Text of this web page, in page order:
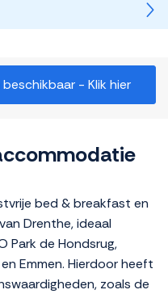
- Klik hier
bed & breakfast en
Drenthe, ideaal
Park de Hondsrug,
Emmen. Hierdoor heeft
zoals de